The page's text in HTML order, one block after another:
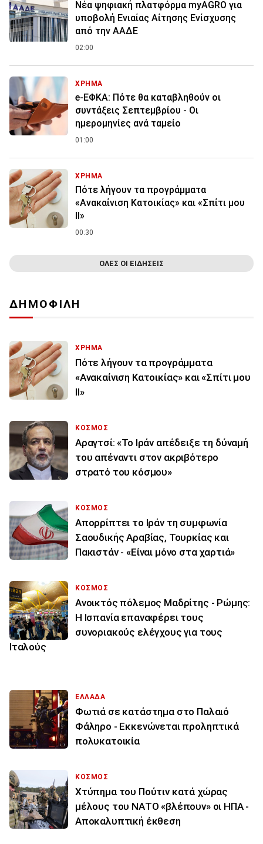
Νέα ψηφιακή πλατφόρμα myAGRO για
υποβολή Ενιαίας Αίτησης Ενίσχυσης
από την ΑΑΔΕ
02:00
ΧΡΗΜΑ
e-ΕΦΚΑ: Πότε θα καταβληθούν οι
συντάξεις Σεπτεμβρίου - Οι
ημερομηνίες ανά ταμείο
01:00
ΧΡΗΜΑ
Πότε λήγουν τα προγράμματα
«Ανακαίνιση Κατοικίας» και «Σπίτι μου
ΙΙ»
00:30
ΟΛΕΣ ΟΙ ΕΙΔΗΣΕΙΣ
ΔΗΜΟΦΙΛΗ
ΧΡΗΜΑ
Πότε λήγουν τα προγράμματα
«Ανακαίνιση Κατοικίας» και «Σπίτι μου
ΙΙ»
ΚΟΣΜΟΣ
Αραγτσί: «Το Ιράν απέδειξε τη δύναμή
του απέναντι στον ακριβότερο
στρατό του κόσμου»
ΚΟΣΜΟΣ
Απορρίπτει το Ιράν τη συμφωνία
Σαουδικής Αραβίας, Τουρκίας και
Πακιστάν - «Είναι μόνο στα χαρτιά»
ΚΟΣΜΟΣ
Ανοικτός πόλεμος Μαδρίτης - Ρώμης:
Η Ισπανία επαναφέρει τους
συνοριακούς ελέγχους για τους
Ιταλούς
ΕΛΛΑΔΑ
Φωτιά σε κατάστημα στο Παλαιό
Φάληρο - Εκκενώνεται προληπτικά
πολυκατοικία
ΚΟΣΜΟΣ
Χτύπημα του Πούτιν κατά χώρας
μέλους του ΝΑΤΟ «βλέπουν» οι ΗΠΑ -
Αποκαλυπτική έκθεση